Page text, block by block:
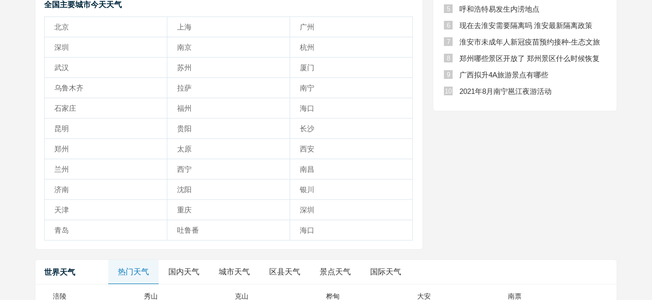
全国主要城市今天天气
北京 上海 广州
深圳 南京 杭州
武汉 苏州 厦门
乌鲁木齐 拉萨 南宁
石家庄 福州 海口
昆明 贵阳 长沙
郑州 太原 西安
兰州 西宁 南昌
济南 沈阳 银川
天津 重庆 深圳
青岛 吐鲁番 海口
5 呼和浩特易发生内涝地点
6 现在去淮安需要隔离吗 淮安最新隔离政策
7
淮安市未成年人新冠疫苗预约接种-生态文旅
8
郑州哪些景区开放了 郑州景区什么时候恢复
9 广西拟升4A旅游景点有哪些
10 2021年8月南宁邕江夜游活动
世界天气 热门天气 国内天气 城市天气 区县天气 景点天气 国际天气
涪陵 秀山 克山 桦甸 大安 南票